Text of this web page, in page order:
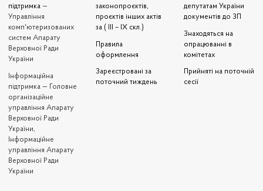
підтримка —
Управління
комп'ютеризованих
систем Апарату
Верховної Ради
України
Iнформаційна
підтримка — Головне
організаційне
управління Апарату
Верховної Ради
України,
Інформаційне
управління Апарату
Верховної Ради
України
законопроєктів,
проєктів інших актів
за ( III – IX скл.)
Правила
оформлення
Зареєстровані за
поточний тиждень
депутатам України
документів до ЗП
Знаходяться на
опрацюванні в
комітетах
Прийняті на поточній
сесії